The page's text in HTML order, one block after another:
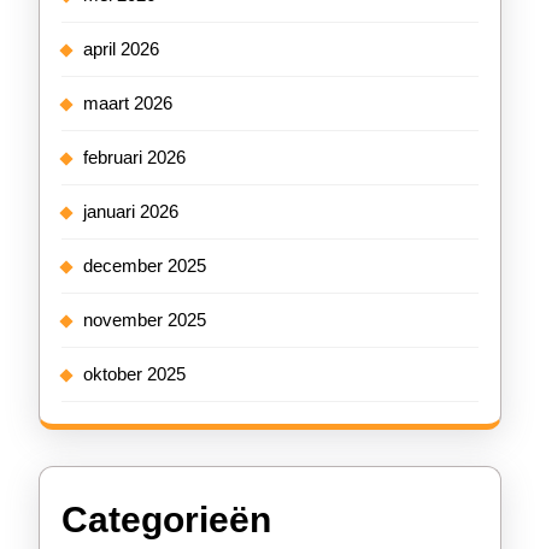
april 2026
maart 2026
februari 2026
januari 2026
december 2025
november 2025
oktober 2025
Categorieën